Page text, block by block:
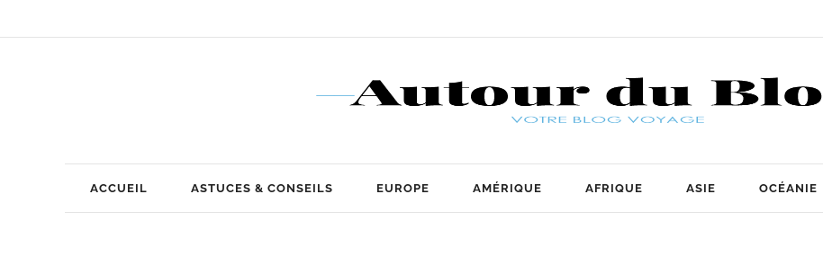
ACCUEIL ASTUCES & CONSEILS EUROPE AMÉRIQUE AFRIQUE ASIE OCÉANIE